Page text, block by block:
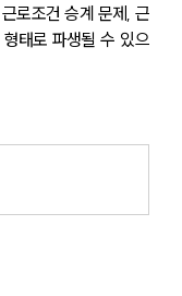
로조건 승계 문제, 근
태로 파생될 수 있으